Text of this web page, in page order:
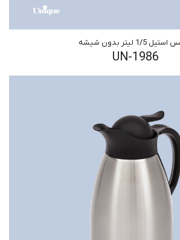
1/5 لیتر بدون شیشه
UN-1986